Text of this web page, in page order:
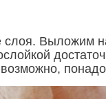
Выложим